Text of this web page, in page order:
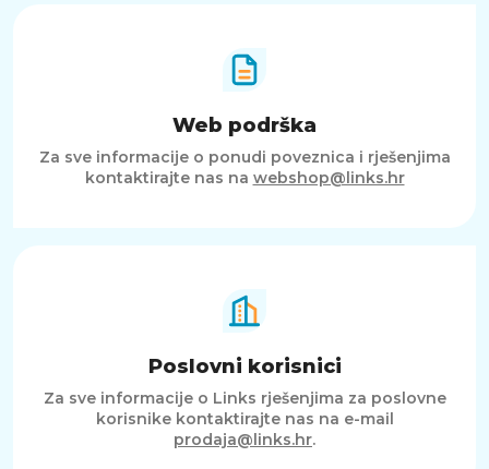
Web podrška
Za sve informacije o ponudi poveznica i rješenjima
kontaktirajte nas na webshop@links.hr
Poslovni korisnici
Za sve informacije o Links rješenjima za poslovne
korisnike kontaktirajte nas na e-mail
prodaja@links.hr.